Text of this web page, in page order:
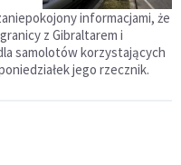
informacjami, że
z Gibraltarem i
samolotów korzystających
jego rzecznik.